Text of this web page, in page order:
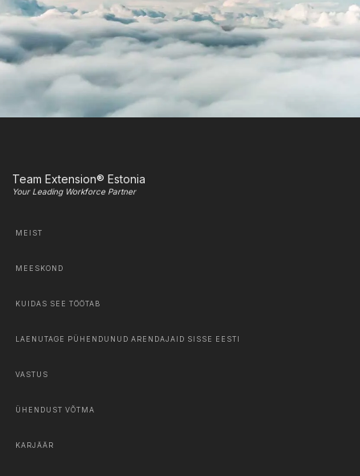
Team Extension® Estonia
Your Leading Workforce Partner
MEIST
MEESKOND
KUIDAS SEE TÖÖTAB
LAENUTAGE PÜHENDUNUD ARENDAJAID SISSE EESTI
VASTUS
ÜHENDUST VÕTMA
KARJÄÄR